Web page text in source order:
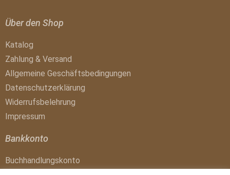
Über den Shop
Katalog
Zahlung & Versand
Allgemeine Geschäftsbedingungen
Datenschutzerklärung
Widerrufsbelehrung
Impressum
Bankkonto
Buchhandlungskonto